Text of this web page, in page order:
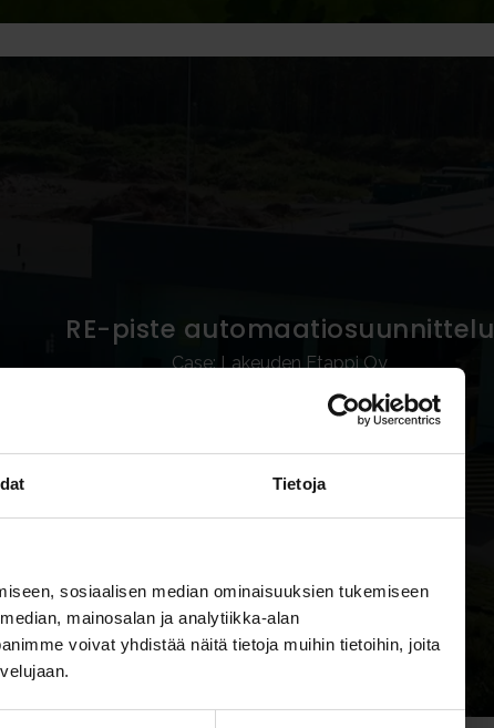
Tietoja
sosiaalisen median ominaisuuksien tukemiseen
mainosalan ja analytiikka-alan
voivat yhdistää näitä tietoja muihin tietoihin, joita
RE-piste automaatio­suunnittelu
Case: Lakeuden Etappi Oy